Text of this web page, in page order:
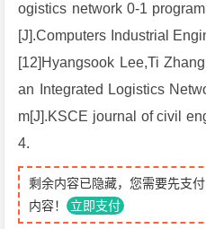
ogistics network 0-1
[J].Computers Industrial
[12]Hyangsook Lee,Ti
an Integrated Logistics
m[J].KSCE journal of civil
4.
剩余内容已隐藏，您需要先支付
内容！ 立即支付